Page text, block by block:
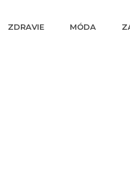
ZDRAVIE MÓDA